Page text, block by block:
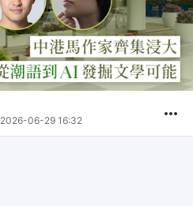
2026-06-29 16:32